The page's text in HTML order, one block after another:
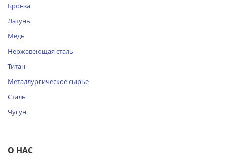
Бронза
Латунь
Медь
Нержавеющая сталь
Титан
Металлургическое сырье
Сталь
Чугун
О НАС